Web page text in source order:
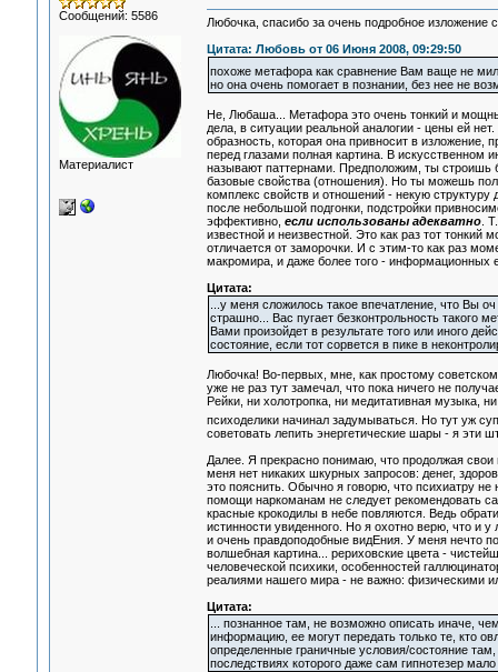
Сообщений: 5586
Материалист
Любочка, спасибо за очень подробное
Цитата: Любовь от 06 Июня 2008, 09:29:50
похоже метафора как сравнение Вам ваще не
но она очень помогает в познании, без нее не
Не, Любаша... Метафора это очень тонкий и
дела, в ситуации реальной аналогии - цены ей
образность, которая она привносит в
перед глазами полная картина. В искусственном
называют паттернами. Предположим, ты строишь
базовые свойства (отношения). Но ты можешь
комплекс свойств и отношений - некую
после небольшой подгонки, подстройки
эффективно, если использованы адекватно.
известной и неизвестной. Это как раз тот
отличается от заморочки. И с этим-то как раз
макромира, и даже более того - информационных
Цитата:
...у меня сложилось такое впечатление, что Вы
страшно... Вас пугает безконтрольность такого
Вами произойдет в результате того или иного
состояние, если тот сорвется в пике в
Любочка! Во-первых, мне, как простому
уже не раз тут замечал, что пока ничего не
Рейки, ни холотропка, ни медитативная музыка,
психоделики начинал задумываться. Но тут уж
советовать лепить энергетические шары - я эти
Далее. Я прекрасно понимаю, что продолжая свои
меня нет никаких шкурных запросов: денег,
это пояснить. Обычно я говорю, что психиатру
помощи наркоманам не следует рекомендовать
красные крокодилы в небе повляются. Ведь
истинности увиденного. Но я охотно верю, что и
и очень правдоподобные видЕния. У меня нечто
волшебная картина... рериховские цвета -
человеческой психики, особенностей
реалиями нашего мира - не важно: физическими
Цитата:
... познанное там, не возможно описать иначе,
информацию, ее могут передать только те, кто
определенные граничные условия/состояние
последствиях которого даже сам гипнотезер мало